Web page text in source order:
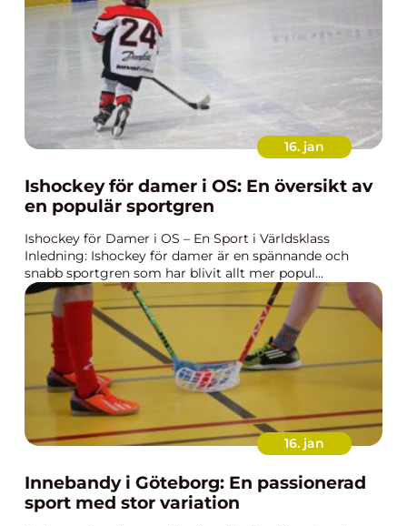
16. jan
Ishockey för damer i OS: En översikt av
en populär sportgren
Ishockey för Damer i OS – En Sport i Världsklass
Inledning: Ishockey för damer är en spännande och
snabb sportgren som har blivit allt mer popul...
16. jan
Innebandy i Göteborg: En passionerad
sport med stor variation